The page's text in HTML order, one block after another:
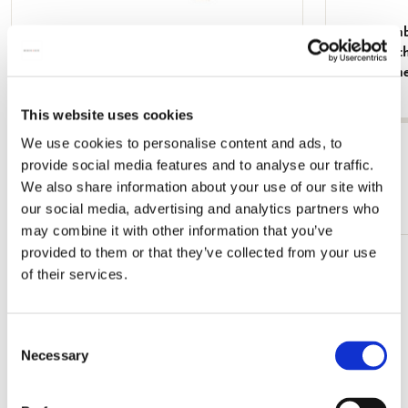
This website uses cookies
We use cookies to personalise content and ads, to
provide social media features and to analyse our traffic.
We also share information about your use of our site with
our social media, advertising and analytics partners who
may combine it with other information that you’ve
provided to them or that they’ve collected from your use
of their services.
Selection
Necessary
Beautiful Flowers, Ingrid Smuling
White
Alle anzeigen von Kartensets
Mehr von Große Kartensets